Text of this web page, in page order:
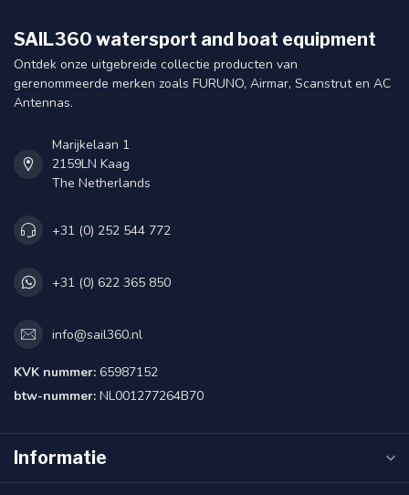
SAIL360 watersport and boat equipment
Ontdek onze uitgebreide collectie producten van
gerenommeerde merken zoals FURUNO, Airmar, Scanstrut en AC
Antennas.
Marijkelaan 1
2159LN Kaag
The Netherlands
+31 (0) 252 544 772
+31 (0) 622 365 850
info@sail360.nl
KVK nummer: 65987152
btw-nummer: NL001277264B70
Informatie